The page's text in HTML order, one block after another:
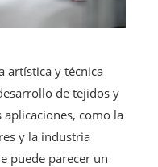
artística y técnica
de tejidos y
como la
y la industria
puede parecer un